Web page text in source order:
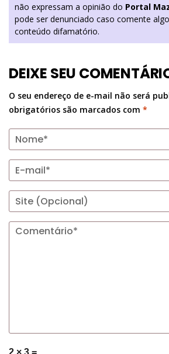
não expressam a opinião do Portal
pode ser denunciado caso comente
conteúdo difamatório.
DEIXE SEU
O seu endereço de e-mail não será
obrigatórios são marcados com *
2 × 3 =